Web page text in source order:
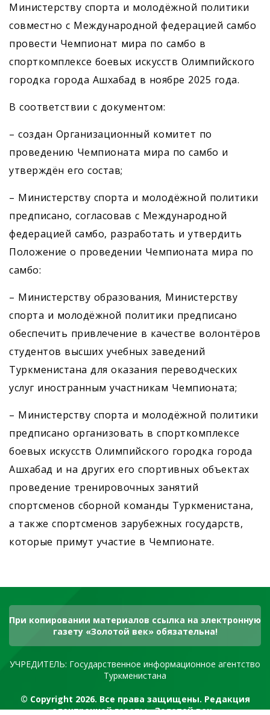
Министерству спорта и молодёжной политики
совместно с Международной федерацией самбо
провести Чемпионат мира по самбо в
спорткомплексе боевых искусств Олимпийского
городка города Ашхабад в ноябре 2025 года.
В соответствии с документом:
– создан Организационный комитет по
проведению Чемпионата мира по самбо и
утверждён его состав;
– Министерству спорта и молодёжной политики
предписано, согласовав с Международной
федерацией самбо, разработать и утвердить
Положение о проведении Чемпионата мира по
самбо:
– Министерству образования, Минис­терству
спорта и молодёжной политики предписано
обеспечить привлечение в качестве волонтёров
студентов высших учебных заведений
Туркменистана для оказания переводческих
услуг иностранным участникам Чемпионата;
– Министерству спорта и молодёжной политики
предписано организовать в спорткомплексе
боевых искусств Олимпийского городка города
Ашхабад и на других его спортивных объектах
проведение тренировочных занятий
спортсменов сборной команды Туркменистана,
а также спортсменов зарубежных государств,
которые примут участие в Чемпионате.
При копировании материалов ссылка на электронную
газету «Золотой век» обязательна!
УЧРЕДИТЕЛЬ: Государственное информационное агентство
Туркменистана
© Copyright 2026. Все права защищены. Редакция
электронной газеты «Золотой век»